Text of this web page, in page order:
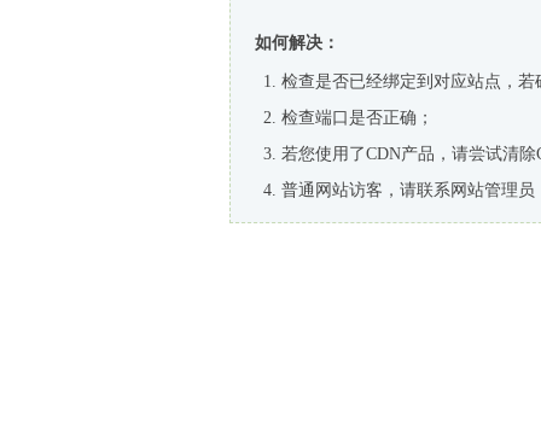
如何解决：
检查是否已经绑定到对应站点，
检查端口是否正确；
若您使用了CDN产品，请尝试清除
普通网站访客，请联系网站管理员